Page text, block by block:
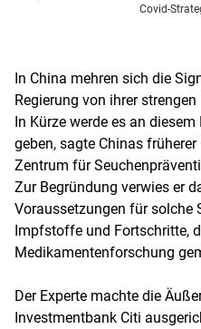
Covid-
In China mehren sich die
Regierung von ihrer
In Kürze werde es an
geben, sagte Chinas
Zentrum für
Zur Begründung verwies er
Voraussetzungen für solche
Impfstoffe und Fortschritte,
Medikamentenforschung
Der Experte machte die
Investmentbank Citi